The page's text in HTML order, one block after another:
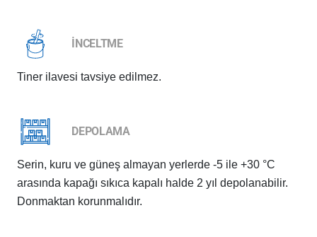
İNCELTME
Tiner ilavesi tavsiye edilmez.
DEPOLAMA
Serin, kuru ve güneş almayan yerlerde -5 ile +30 °C
arasında kapağı sıkıca kapalı halde 2 yıl depolanabilir.
Donmaktan korunmalıdır.